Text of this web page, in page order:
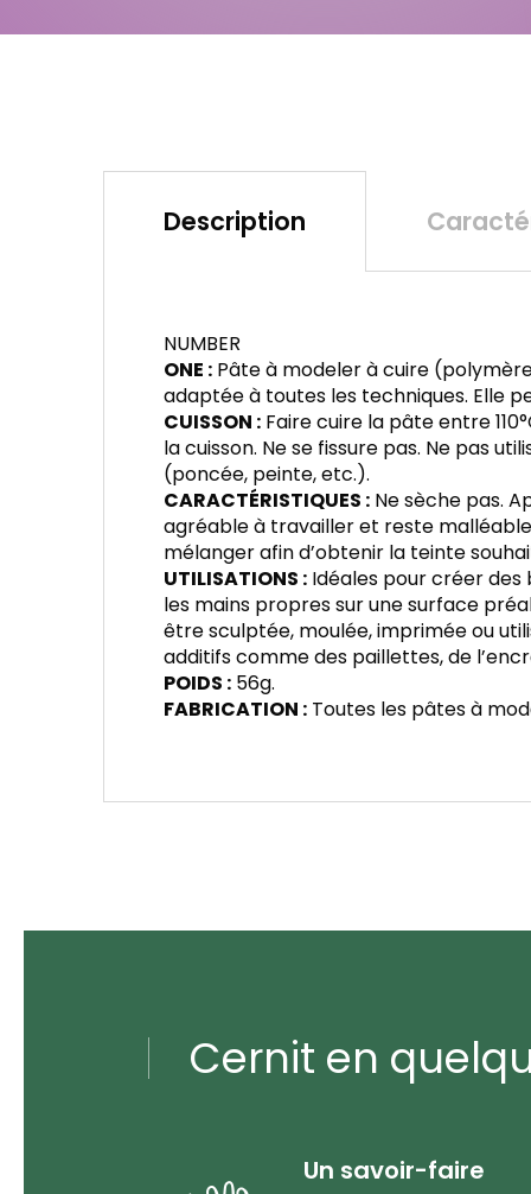
Description
NUMBER
ONE : Pâte à modeler à cuire
adaptée à toutes les techniques. Elle
CUISSON : Faire cuire la pâte entre
la cuisson. Ne se fissure pas. Ne pas
(poncée, peinte, etc.).
CARACTÉRISTIQUES : Ne sèche pas.
agréable à travailler et reste malléable
mélanger afin d’obtenir la teinte
UTILISATIONS : Idéales pour créer des
les mains propres sur une surface
être sculptée, moulée, imprimée ou
additifs comme des paillettes, de
POIDS : 56g.
FABRICATION : Toutes les pâtes à
Cernit en
Un savoir-faire